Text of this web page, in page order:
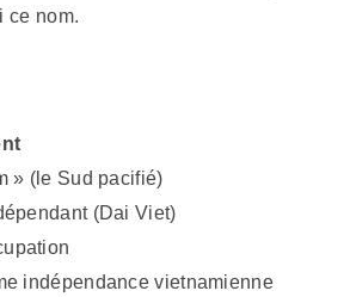
ce nom.
» (le Sud pacifié)
(Dai Viet)
indépendance vietnamienne